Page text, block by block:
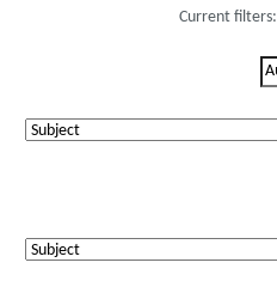
Current filters: